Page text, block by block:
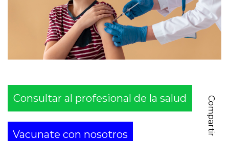
Consultar al profesional de la salud
Vacunate con nosotros Compartir